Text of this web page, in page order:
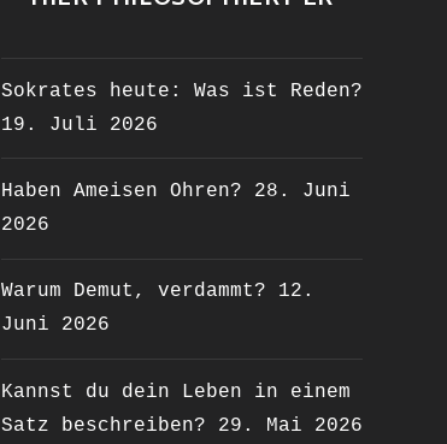
Sokrates heute: Was ist Reden?
19. Juli 2026
Haben Ameisen Ohren?
28. Juni
2026
Warum Demut, verdammt?
12.
Juni 2026
Kannst du dein Leben in einem
Satz beschreiben?
29. Mai 2026